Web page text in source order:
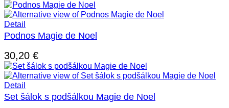
Detail
Podnos Magie de Noel
30,20 €
Detail
Set šálok s podšálkou Magie de Noel